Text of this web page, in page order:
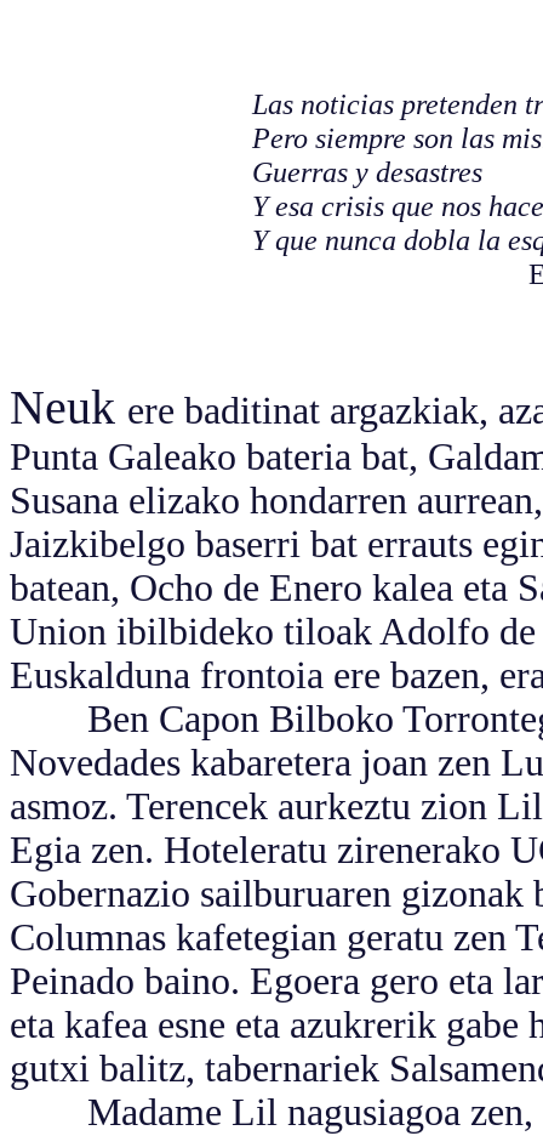
Las noticias pretenden
Pero siempre son las
Guerras y desastres
Y esa crisis que nos
Y que nunca dobla la
Eneko
Neuk ere baditinat argazkiak,
Punta Galeako bateria bat,
Susana elizako hondarren
Jaizkibelgo baserri bat errauts
batean, Ocho de Enero kalea eta
Union ibilbideko tiloak Adolfo
Euskalduna frontoia ere bazen,
Ben Capon Bilboko
Novedades kabaretera joan zen
asmoz. Terencek aurkeztu zion
Egia zen. Hoteleratu zirenerako
Gobernazio sailburuaren gizonak
Columnas kafetegian geratu zen
Peinado baino. Egoera gero eta
eta kafea esne eta azukrerik
gutxi balitz, tabernariek
Madame Lil nagusiagoa zen,